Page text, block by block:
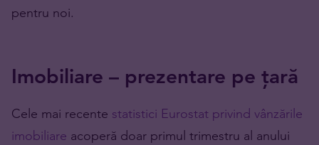
pentru noi.
Imobiliare – prezentare pe țară
Cele mai recente statistici Eurostat privind vânzările
imobiliare acoperă doar primul trimestru al anului